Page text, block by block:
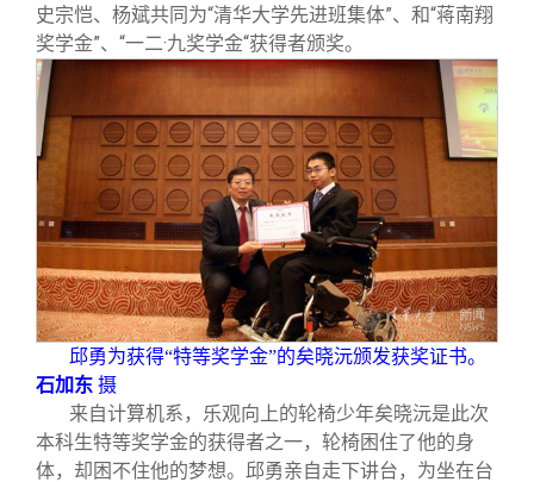
史宗恺、杨斌共同为“清华大学先进班集体”、和“蒋南翔
奖学金”、“一二·九奖学金“获得者颁奖。
邱勇为获得“特等奖学金”的矣晓沅颁发获奖证书。
石加东 摄
来自计算机系，乐观向上的轮椅少年矣晓沅是此次
本科生特等奖学金的获得者之一，轮椅困住了他的身
体，却困不住他的梦想。邱勇亲自走下讲台，为坐在台